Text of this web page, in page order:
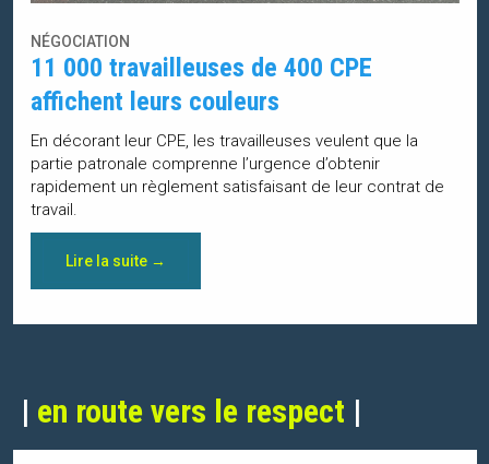
NÉGOCIATION
11 000 travailleuses de 400 CPE
affichent leurs couleurs
En décorant leur CPE, les travailleuses veulent que la
partie patronale comprenne l’urgence d’obtenir
rapidement un règlement satisfaisant de leur contrat de
travail.
Lire la suite →
| en route vers le respect |